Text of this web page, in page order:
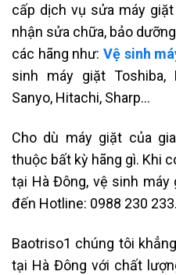
cấp dịch vụ sửa máy
nhận sửa chữa, bảo
các hãng như: Vệ sinh
sinh máy giặt Toshiba,
Sanyo, Hitachi, Sharp…
Cho dù máy giặt của
thuộc bất kỳ hãng gì. Khi
tại Hà Đông, vệ sinh máy
đến Hotline: 0988 230 233.
Baotriso1 chúng tôi
tại Hà Đông với chất